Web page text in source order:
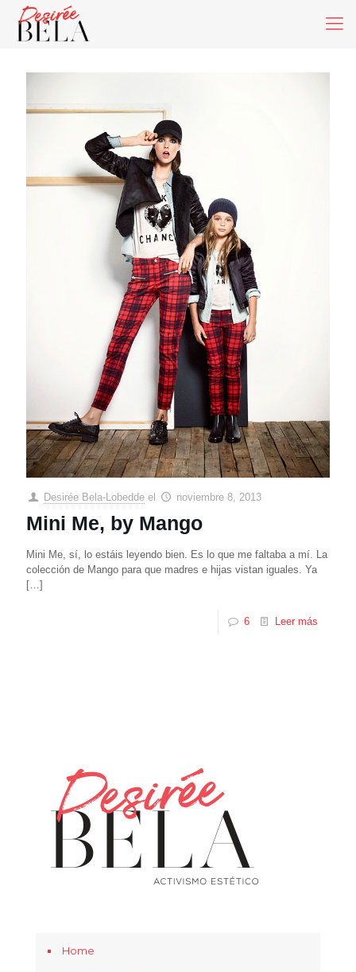
Desirée Bela-Lobedde el noviembre 8, 2013
Mini Me, by Mango
Mini Me, sí, lo estáis leyendo bien. Es lo que me faltaba a mí. La
colección de Mango para que madres e hijas vistan iguales. Ya
[…]
6 Leer más
Home